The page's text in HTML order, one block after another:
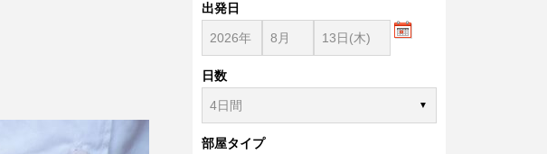
出発日
日数
部屋タイプ